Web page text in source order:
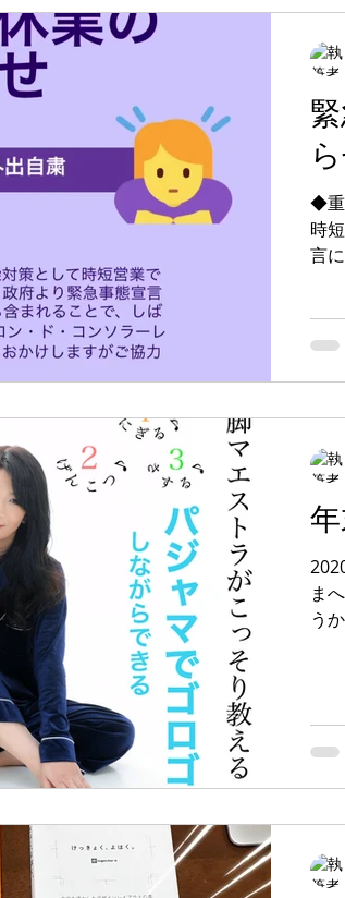
脚になる肌 今す
に効くのか？ お知らせ
◆重
時
言
ま
う